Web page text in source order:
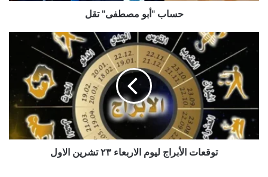
حساب "أبو مصطفى" تقل
الأبراج
الاربعاء
تشرين
الاول
توقعات الأبراج ليوم الاربعاء ٢٣ تشرين الاول